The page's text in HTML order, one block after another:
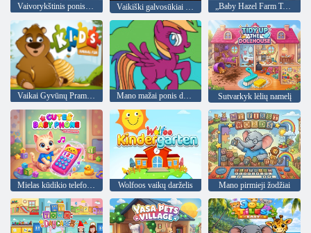
Vaivorykštinis ponis Nekilnojamasis mažesne nei rinkos verte Vaikiški galvosūkiai automobiliams „Baby Hazel Farm Tour“ turas
Mano mažai ponis dažymas knyga Sutvarkyk lėlių namelį
Wolfoos vaikų darželis Mano pirmieji žodžiai